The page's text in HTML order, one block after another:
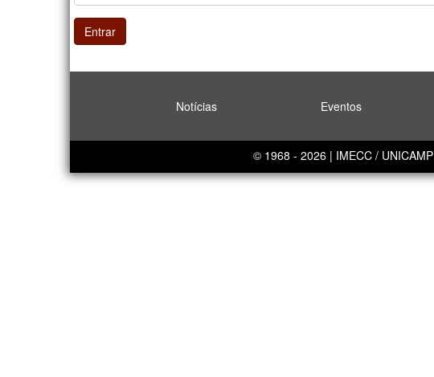
Entrar
Notícias Eventos
© 1968 - 2026 | IMECC / UNICAMP